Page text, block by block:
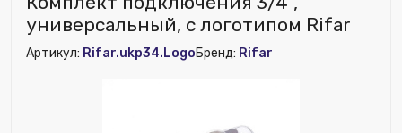
N23109
Глубина (мм):
Ширина (мм): 200
конвекторов L020.0 W17.0 R23109_E/TE
универсальный, с логотипом Rifar
Артикул: Rifar.ukp34.LogoБренд: Rifar